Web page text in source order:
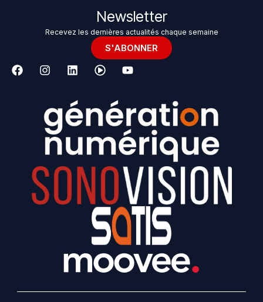
Newsletter
Recevez les dernières actualités chaque semaine
S'ABONNER